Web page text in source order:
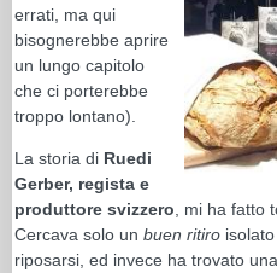
errati, ma qui
bisognerebbe aprire
un lungo capitolo
che ci porterebbe
troppo lontano).
La storia di Ruedi
Gerber, regista e
produttore svizzero , mi ha fatto
Cercava solo un buen ritiro
riposarsi, ed invece ha trovato